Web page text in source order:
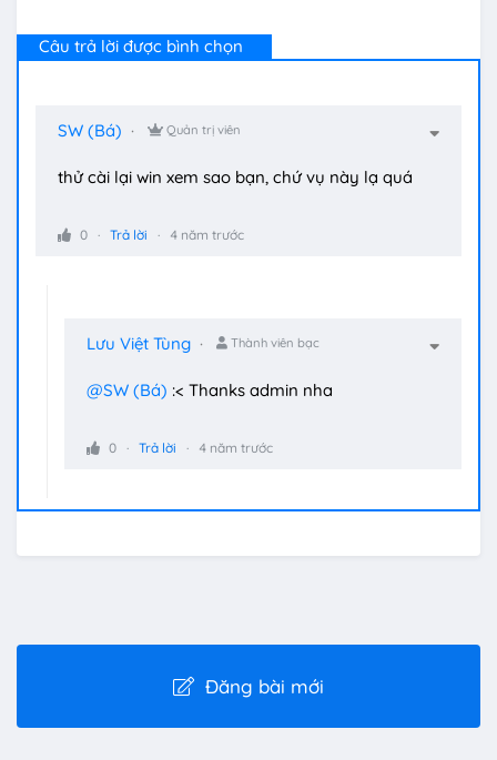
Câu trả lời được bình chọn
SW (Bá) Quản trị viên
thử cài lại win xem sao bạn, chứ vụ này lạ quá
0 Trả lời 4 năm trước
Lưu Việt Tùng Thành viên bạc
@SW (Bá) :< Thanks admin nha
0 Trả lời 4 năm trước
Đăng bài mới